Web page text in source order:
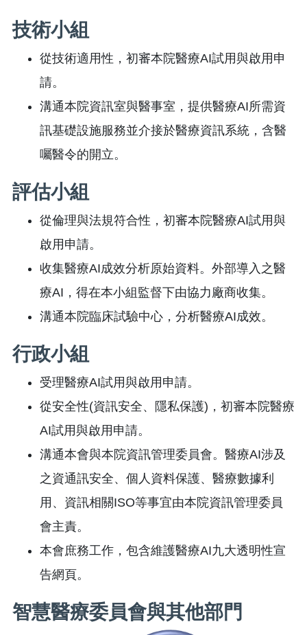
技術小組
從技術適用性，初審本院醫療AI試用與啟用申
請。
溝通本院資訊室與醫事室，提供醫療AI所需資
訊基礎設施服務並介接於醫療資訊系統，含醫
囑醫令的開立。
評估小組
從倫理與法規符合性，初審本院醫療AI試用與
啟用申請。
收集醫療AI成效分析原始資料。外部導入之醫
療AI，得在本小組監督下由協力廠商收集。
溝通本院臨床試驗中心，分析醫療AI成效。
行政小組
受理醫療AI試用與啟用申請。
從安全性(資訊安全、隱私保護)，初審本院醫療
AI試用與啟用申請。
溝通本會與本院資訊管理委員會。醫療AI涉及
之資通訊安全、個人資料保護、醫療數據利
用、資訊相關ISO等事宜由本院資訊管理委員
會主責。
本會庶務工作，包含維護醫療AI九大透明性宣
告網頁。
智慧醫療委員會與其他部門